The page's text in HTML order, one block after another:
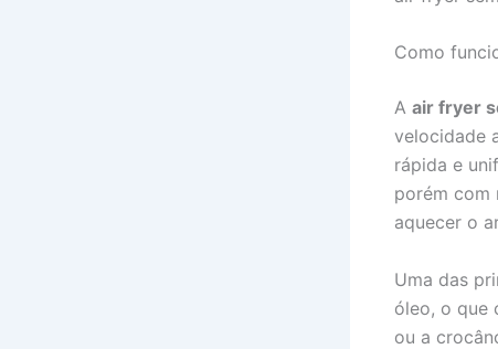
Como
A air fryer
velocidade
rápida e
porém com
aquecer o
Uma das
óleo, o que
ou a